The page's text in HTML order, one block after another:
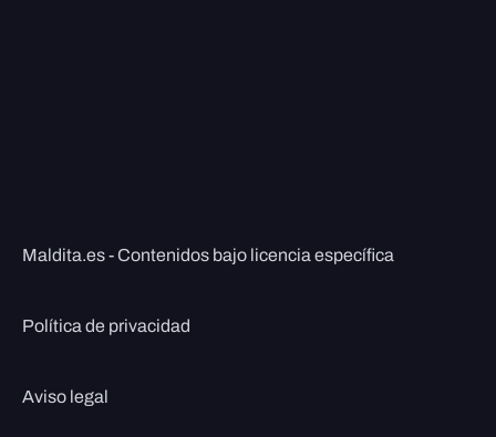
Maldita.es - Contenidos bajo licencia específica
Política de privacidad
Aviso legal